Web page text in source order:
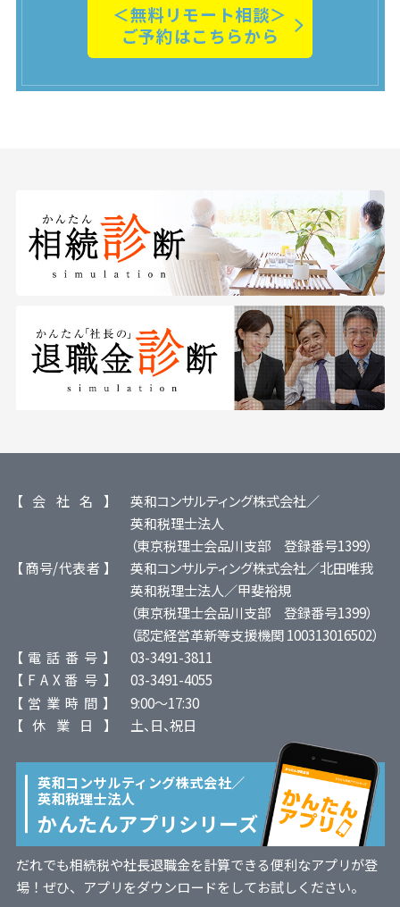
＜無料リモート相談＞
ご予約はこちらから
【 会 社 名 】
英和コンサルティング株式会社／
英和税理士法人
（東京税理士会品川支部 登録番号1399）
【 商号/代表者 】
英和コンサルティング株式会社／北田唯我
英和税理士法人／甲斐裕規
（東京税理士会品川支部 登録番号1399）
（認定経営革新等支援機関 100313016502）
【 電 話 番 号 】
03-3491-3811
【 F A X 番 号 】
03-3491-4055
【 営 業 時 間 】
9:00～17:30
【 休 業 日 】
土、日、祝日
英和コンサルティング株式会社／
英和税理士法人
かんたんアプリシリーズ
だれでも相続税や社長退職金を計算できる便利なアプリが登
場！ぜひ、アプリをダウンロードをしてお試しください。